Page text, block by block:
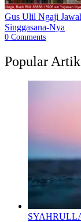
Gus Ulil Ngaji
Singgasana-Nya
0 Comments
Popular